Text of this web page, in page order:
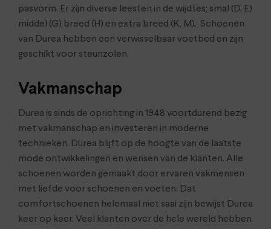
pasvorm. Er zijn diverse leesten in de wijdtes; smal (D, E)
middel (G) breed (H) en extra breed (K, M). Schoenen
van Durea hebben een verwisselbaar voetbed en zijn
geschikt voor steunzolen.
Vakmanschap
Durea is sinds de oprichting in 1948 voortdurend bezig
met vakmanschap en investeren in moderne
technieken. Durea blijft op de hoogte van de laatste
mode ontwikkelingen en wensen van de klanten. Alle
schoenen worden gemaakt door ervaren vakmensen
met liefde voor schoenen en voeten. Dat
comfortschoenen helemaal niet saai zijn bewijst Durea
keer op keer. Veel klanten over de hele wereld hebben